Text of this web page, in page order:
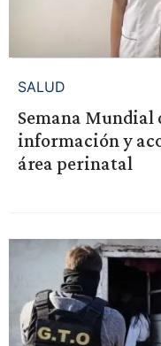
SALUD
Semana Mundial
información y
área perinatal